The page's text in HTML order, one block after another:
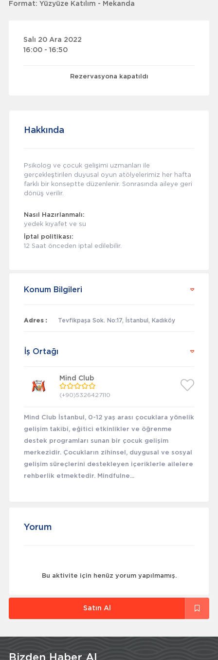
Format: Yüzyüze Katılım - Mekanda
Salı 20 Ara 2022
16:00 - 16:50
Rezervasyona kapatıldı
Hakkında
Psikolog ve çocuk gelişimi uzmanları ile
gerçekleştirilen duyusal oyun atölyelerimiz her hafta
farklı bir konseptte düzenlenir. Sonrasında aileye geri
dönüş verilir.
Nasıl Hazırlanmalı:
yedek kıyafet ve su
İptal politikası:
12 Saat önceden iptal edilebilir.
Konum Bilgileri
Adres : Tevfikpaşa Sok. No:17, İstanbul, Kadıköy
İş Ortağı
Mind Club
(+90)5326427110
Mind Club İstanbul, 0-12 yaş arası çocuklara yönelik
gelişim takibi, eğitici etkinlikler ve öğrenme
destek programları sunan bir çocuk gelişim
merkezidir. Çocukların zihinsel, duygusal ve sosyal
gelişim süreçlerini destekleyen içeriklerle ailelere
rehberlik etmektedir. Mindfulne...
Yorum
Bu aktivite için henüz yorum yapılmamış.
Satın Al
Bizden Haber Al